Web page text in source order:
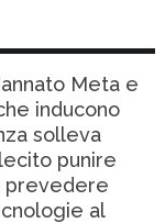
Meta e
inducono
solleva
punire
prevedere
al